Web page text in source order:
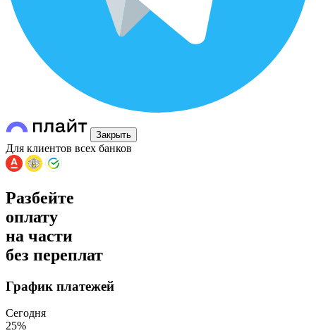
Закрыть
Для клиентов всех банков
Разбейте
оплату
на части
без переплат
График платежей
Сегодня
25%